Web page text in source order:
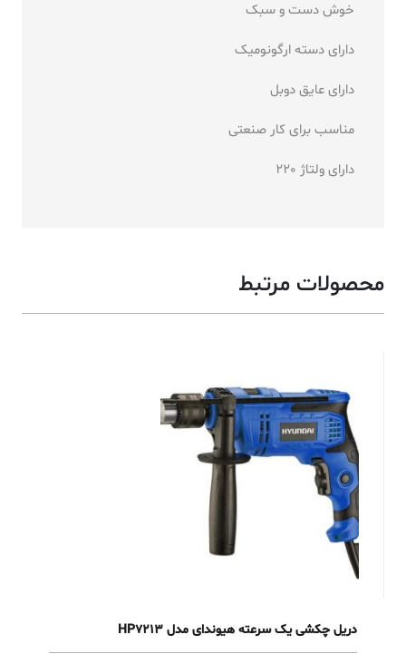
خوش دست و سبک
دارای دسته ارگونومیک
دارای عایق دوبل
مناسب برای کار صنعتی
دارای ولتاژ 220
محصولات مرتبط
دریل چکشی یک سرعته هیوندای مدل HP7213